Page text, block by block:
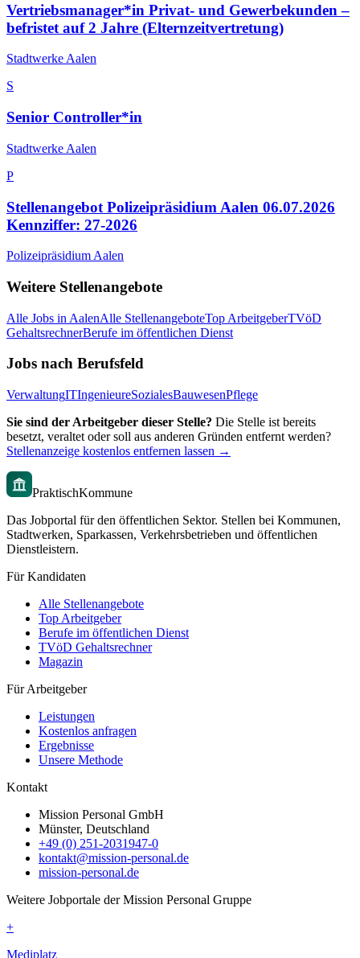
Vertriebsmanager*in Privat- und Gewerbekunden –
befristet auf 2 Jahre (Elternzeitvertretung)
Stadtwerke Aalen
S
Senior Controller*in
Stadtwerke Aalen
P
Stellenangebot Polizeipräsidium Aalen 06.07.2026
Kennziffer: 27-2026
Polizeipräsidium Aalen
Weitere Stellenangebote
Alle Jobs in AalenAlle StellenangeboteTop ArbeitgeberTVöD
GehaltsrechnerBerufe im öffentlichen Dienst
Jobs nach Berufsfeld
VerwaltungITIngenieureSozialesBauwesenPflege
Sie sind der Arbeitgeber dieser Stelle? Die Stelle ist bereits
besetzt, veraltet oder soll aus anderen Gründen entfernt werden?
Stellenanzeige kostenlos entfernen lassen →
PraktischKommune
Das Jobportal für den öffentlichen Sektor. Stellen bei Kommunen,
Stadtwerken, Sparkassen, Verkehrsbetrieben und öffentlichen
Dienstleistern.
Für Kandidaten
Alle Stellenangebote
Top Arbeitgeber
Berufe im öffentlichen Dienst
TVöD Gehaltsrechner
Magazin
Für Arbeitgeber
Leistungen
Kostenlos anfragen
Ergebnisse
Unsere Methode
Kontakt
Mission Personal GmbH
Münster, Deutschland
+49 (0) 251-2031947-0
kontakt@mission-personal.de
mission-personal.de
Weitere Jobportale der Mission Personal Gruppe
+
Mediplatz